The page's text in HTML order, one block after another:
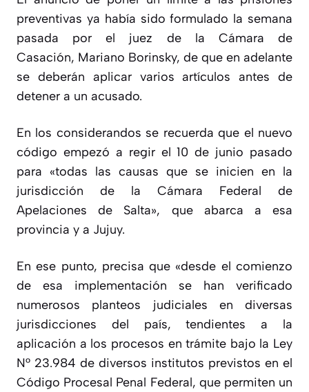
preventivas ya había sido formulado la semana
pasada por el juez de la Cámara de
Casación, Mariano Borinsky, de que en adelante
se deberán aplicar varios artículos antes de
detener a un acusado.
En los considerandos se recuerda que el nuevo
código empezó a regir el 10 de junio pasado
para «todas las causas que se inicien en la
jurisdicción de la Cámara Federal de
Apelaciones de Salta», que abarca a esa
provincia y a Jujuy.
En ese punto, precisa que «desde el comienzo
de esa implementación se han verificado
numerosos planteos judiciales en diversas
jurisdicciones del país, tendientes a la
aplicación a los procesos en trámite bajo la Ley
N° 23.984 de diversos institutos previstos en el
Código Procesal Penal Federal, que permiten un